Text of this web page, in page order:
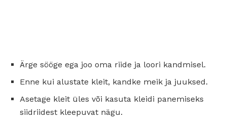
Ärge sööge ega joo oma riide ja loori kandmisel.
Enne kui alustate kleit, kandke meik ja juuksed.
Asetage kleit üles või kasuta kleidi panemiseks
siidriidest kleepuvat nägu.